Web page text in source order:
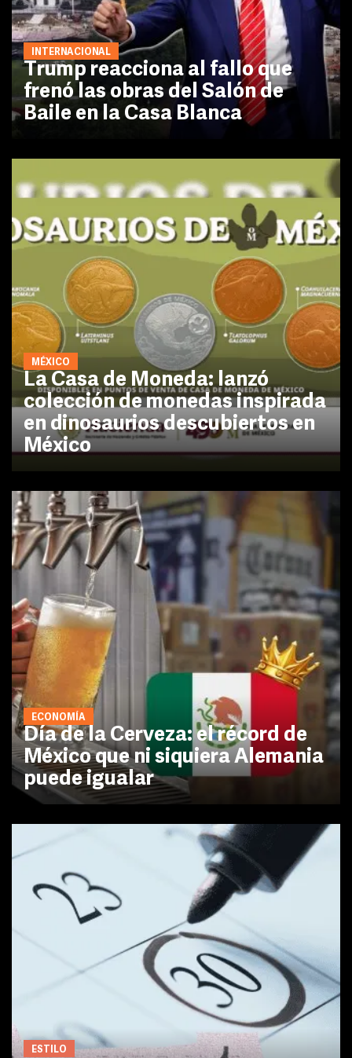
INTERNACIONAL
Trump reacciona al fallo que
frenó las obras del Salón de
Baile en la Casa Blanca
MÉXICO
La Casa de Moneda: lanzó
colección de monedas inspirada
en dinosaurios descubiertos en
México
ECONOMÍA
Día de la Cerveza: el récord de
México que ni siquiera Alemania
puede igualar
ESTILO